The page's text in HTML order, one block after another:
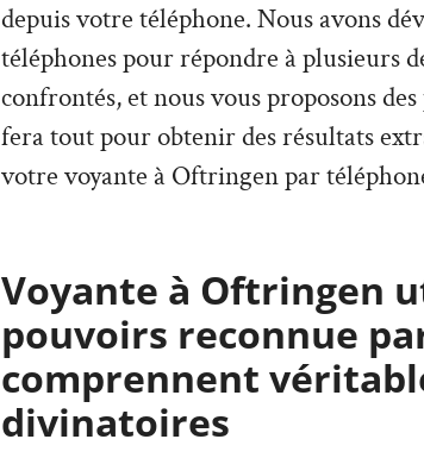
depuis votre téléphone. Nous avons
téléphones pour répondre à plusieurs
confrontés, et nous vous proposons
fera tout pour obtenir des résultats
votre voyante à Oftringen par
Voyante à Oftringen
pouvoirs reconnue
comprennent
divinatoires